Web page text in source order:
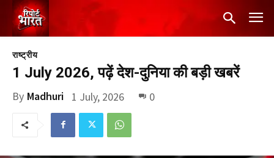
राष्ट्रीय
1 July 2026, पढ़ें देश-दुनिया की बड़ी खबरें
By Madhuri 1 July, 2026 0